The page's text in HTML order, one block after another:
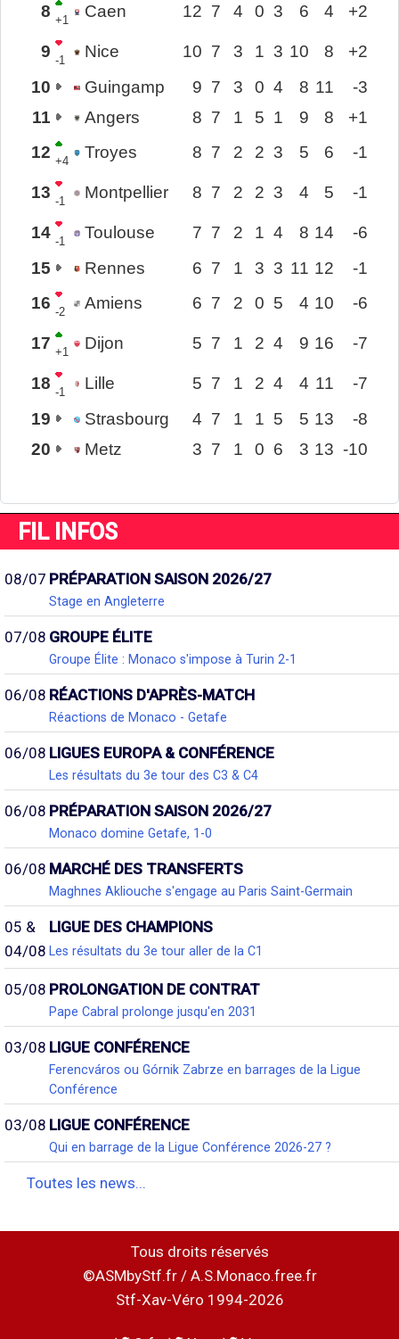
8 +1 Caen 12 7 4 0 3 6 4 +2
9 -1 Nice 10 7 3 1 3 10 8
+2
10
Guingamp 9 7 3 0 4 8 11
-3
11
Angers 8 7 1 5 1 9 8
+1
12 +4 Troyes 8 7 2 2 3 5 6 -1
13 -1 Montpellier 8 7 2 2 3 4 5 -1
14 -1 Toulouse 7 7 2 1 4 8 14
-6
15
Rennes 6 7 1 3 3 11 12
-1
16 -2 Amiens 6 7 2 0 5 4 10 -6
17 +1 Dijon 5 7 1 2 4 9 16 -7
18 -1 Lille 5 7 1 2 4 4 11
-7
19
Strasbourg 4 7 1 1 5 5 13
-8
20
Metz 3 7 1 0 6 3 13 -10
FIL INFOS
08/07 PRÉPARATION SAISON 2026/27
Stage en Angleterre
07/08 GROUPE ÉLITE
Groupe Élite : Monaco s'impose à Turin 2-1
06/08 RÉACTIONS D'APRÈS-MATCH
Réactions de Monaco - Getafe
06/08 LIGUES EUROPA & CONFÉRENCE
Les résultats du 3e tour des C3 & C4
06/08 PRÉPARATION SAISON 2026/27
Monaco domine Getafe, 1-0
06/08 MARCHÉ DES TRANSFERTS
Maghnes Akliouche s'engage au Paris Saint-Germain
05 &
04/08
LIGUE DES CHAMPIONS
Les résultats du 3e tour aller de la C1
05/08 PROLONGATION DE CONTRAT
Pape Cabral prolonge jusqu'en 2031
03/08 LIGUE CONFÉRENCE
Ferencváros ou Górnik Zabrze en barrages de la Ligue
Conférence
03/08 LIGUE CONFÉRENCE
Qui en barrage de la Ligue Conférence 2026-27 ?
Toutes les news...
Tous droits réservés
©ASMbyStf.fr / A.S.Monaco.free.fr
Stf-Xav-Véro 1994-2026